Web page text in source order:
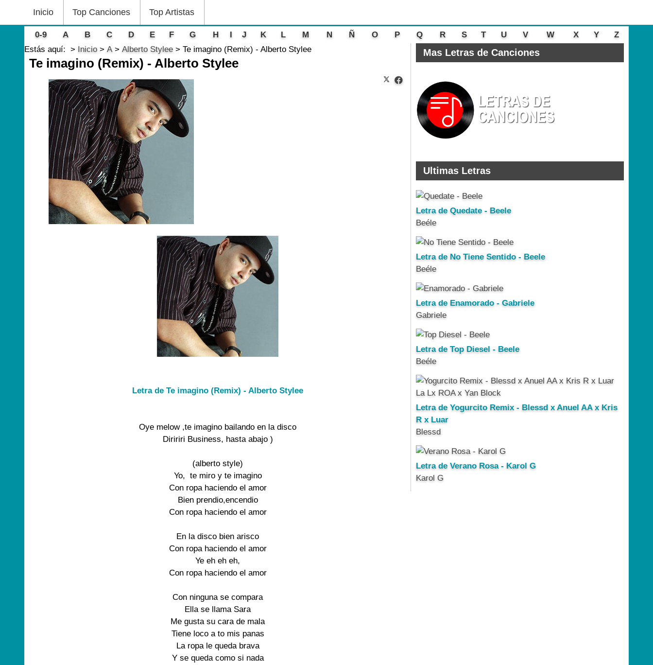
Inicio Top Canciones Top Artistas
0-9 A B C D E F G H I J K L M N Ñ O P Q R S T U V W X Y
Z
Estás aquí:
Inicio A Alberto Stylee Te imagino (Remix) - Alberto Stylee
Te imagino (Remix) - Alberto Stylee
Letra de Te imagino (Remix) - Alberto Stylee
Oye melow ,te imagino bailando en la disco
Diririri Business, hasta abajo )
(alberto style)
Yo,  te miro y te imagino
Con ropa haciendo el amor
Bien prendio,encendio
Con ropa haciendo el amor
En la disco bien arisco
Con ropa haciendo el amor
Ye eh eh eh,
Con ropa haciendo el amor
Con ninguna se compara
Ella se llama Sara
Me gusta su cara de mala
Tiene loco a to mis panas
La ropa le queda brava
Y se queda como si nada
Mas Letras de Canciones
Ultimas Letras
Letra de Quedate - Beele
Beéle
Letra de No Tiene Sentido - Beele
Beéle
Letra de Enamorado - Gabriele
Gabriele
Letra de Top Diesel - Beele
Beéle
Letra de Yogurcito Remix - Blessd x Anuel AA x Kris
R x Luar
Blessd
Letra de Verano Rosa - Karol G
Karol G